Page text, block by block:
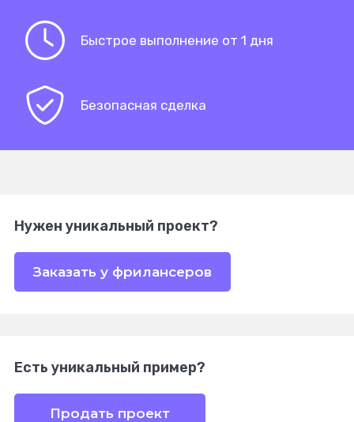
Быстрое выполнение от 1 дня
Безопасная сделка
Нужен уникальный проект?
Заказать у фрилансеров
Есть уникальный пример?
Продать проект